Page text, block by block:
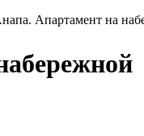
Апартамент на